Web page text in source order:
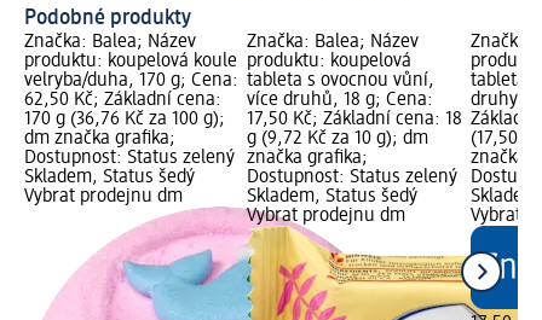
Podobné produkty
Značka: Balea; Název
produktu: koupelová koule
velryba/duha, 170 g; Cena:
62,50 Kč; Základní cena:
170 g (36,76 Kč za 100 g);
dm značka grafika;
Dostupnost: Status zelený
Skladem, Status šedý
Vybrat prodejnu dm
Značka: Balea; Název
produktu: koupelová
tableta s ovocnou vůní,
více druhů, 18 g; Cena:
17,50 Kč; Základní cena: 18
g (9,72 Kč za 10 g); dm
značka grafika;
Dostupnost: Status zelený
Skladem, Status šedý
Vybrat prodejnu dm
Značka:
tableta
druhy,
Základní
(17,50
značka
Vybrat